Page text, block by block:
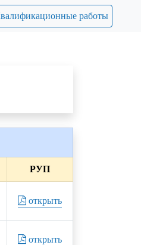
работы
РУП
открыть
открыть